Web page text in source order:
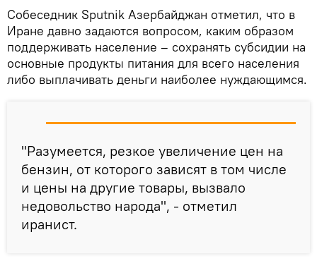
Собеседник Sputnik Азербайджан отметил, что в
Иране давно задаются вопросом, каким образом
поддерживать население – сохранять субсидии на
основные продукты питания для всего населения
либо выплачивать деньги наиболее нуждающимся.
"Разумеется, резкое увеличение цен на
бензин, от которого зависят в том числе
и цены на другие товары, вызвало
недовольство народа", - отметил
иранист.